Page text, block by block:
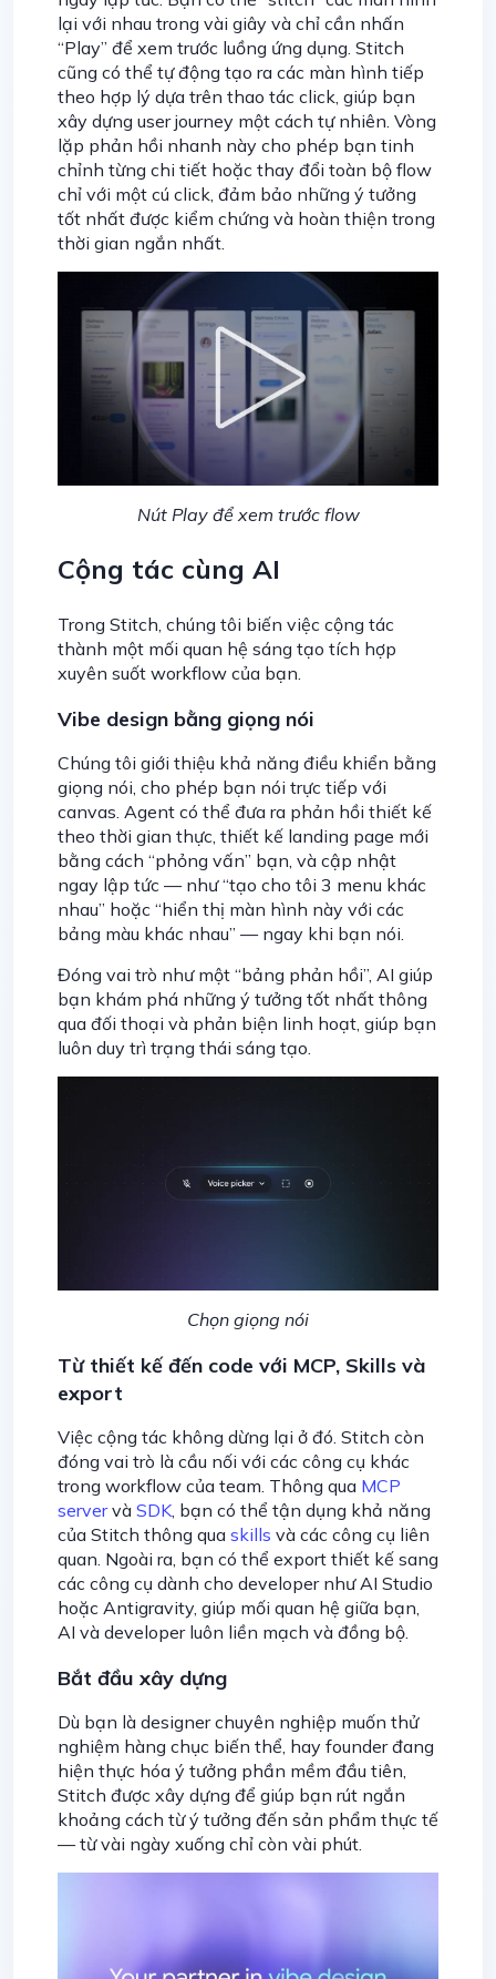
lại với nhau trong vài giây và chỉ cần nhấn
“Play” để xem trước luồng ứng dụng. Stitch
cũng có thể tự động tạo ra các màn hình tiếp
theo hợp lý dựa trên thao tác click, giúp bạn
xây dựng user journey một cách tự nhiên. Vòng
lặp phản hồi nhanh này cho phép bạn tinh
chỉnh từng chi tiết hoặc thay đổi toàn bộ flow
chỉ với một cú click, đảm bảo những ý tưởng
tốt nhất được kiểm chứng và hoàn thiện trong
thời gian ngắn nhất.
Nút Play để xem trước flow
Cộng tác cùng AI
Trong Stitch, chúng tôi biến việc cộng tác
thành một mối quan hệ sáng tạo tích hợp
xuyên suốt workflow của bạn.
Vibe design bằng giọng nói
Chúng tôi giới thiệu khả năng điều khiển bằng
giọng nói, cho phép bạn nói trực tiếp với
canvas. Agent có thể đưa ra phản hồi thiết kế
theo thời gian thực, thiết kế landing page mới
bằng cách “phỏng vấn” bạn, và cập nhật
ngay lập tức — như “tạo cho tôi 3 menu khác
nhau” hoặc “hiển thị màn hình này với các
bảng màu khác nhau” — ngay khi bạn nói.
Đóng vai trò như một “bảng phản hồi”, AI giúp
bạn khám phá những ý tưởng tốt nhất thông
qua đối thoại và phản biện linh hoạt, giúp bạn
luôn duy trì trạng thái sáng tạo.
Chọn giọng nói
Từ thiết kế đến code với MCP, Skills và
export
Việc cộng tác không dừng lại ở đó. Stitch còn
đóng vai trò là cầu nối với các công cụ khác
trong workflow của team. Thông qua MCP
servervà SDK , bạn có thể tận dụng khả năng
của Stitch thông qua skills và các công cụ liên
quan. Ngoài ra, bạn có thể export thiết kế sang
các công cụ dành cho developer như AI Studio
hoặc Antigravity, giúp mối quan hệ giữa bạn,
AI và developer luôn liền mạch và đồng bộ.
Bắt đầu xây dựng
Dù bạn là designer chuyên nghiệp muốn thử
nghiệm hàng chục biến thể, hay founder đang
hiện thực hóa ý tưởng phần mềm đầu tiên,
Stitch được xây dựng để giúp bạn rút ngắn
khoảng cách từ ý tưởng đến sản phẩm thực tế
— từ vài ngày xuống chỉ còn vài phút.